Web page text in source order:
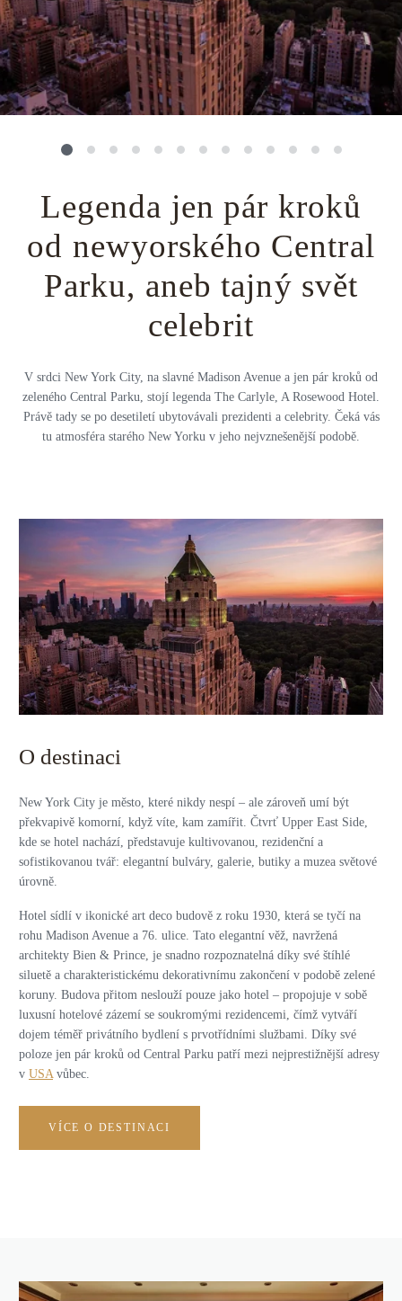
Legenda jen pár kroků
od newyorského Central
Parku, aneb tajný svět
celebrit
V srdci New York City, na slavné Madison Avenue a jen pár kroků od
zeleného Central Parku, stojí legenda The Carlyle, A Rosewood Hotel.
Právě tady se po desetiletí ubytovávali prezidenti a celebrity. Čeká vás
tu atmosféra starého New Yorku v jeho nejvznešenější podobě.
O destinaci
New York City je město, které nikdy nespí – ale zároveň umí být
překvapivě komorní, když víte, kam zamířit. Čtvrť Upper East Side,
kde se hotel nachází, představuje kultivovanou, rezidenční a
sofistikovanou tvář: elegantní bulváry, galerie, butiky a muzea světové
úrovně.
Hotel sídlí v ikonické art deco budově z roku 1930, která se tyčí na
rohu Madison Avenue a 76. ulice. Tato elegantní věž, navržená
architekty Bien & Prince, je snadno rozpoznatelná díky své štíhlé
siluetě a charakteristickému dekorativnímu zakončení v podobě zelené
koruny. Budova přitom neslouží pouze jako hotel – propojuje v sobě
luxusní hotelové zázemí se soukromými rezidencemi, čímž vytváří
dojem téměř privátního bydlení s prvotřídními službami. Díky své
poloze jen pár kroků od Central Parku patří mezi nejprestižnější adresy
v USAvůbec.
VÍCE O DESTINACI
Všechny destinace
Private jet
Golfová dovolená
Dovolená na pláži
Prodloužený víkend
Safari
Privátní vily
Všechny zážitky
Uganda
Island
Botswana